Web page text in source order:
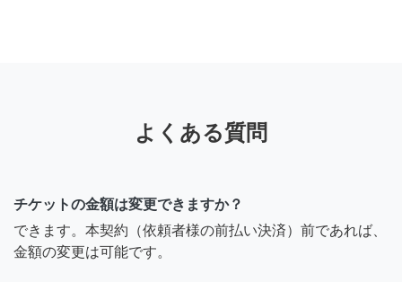
よくある質問
チケットの金額は変更できますか？
できます。本契約（依頼者様の前払い決済）前であれば、
金額の変更は可能です。